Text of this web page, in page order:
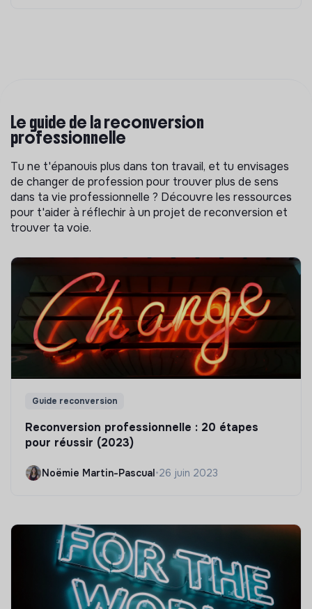
Le guide de la reconversion
professionnelle
Tu ne t'épanouis plus dans ton travail, et tu envisages
de changer de profession pour trouver plus de sens
dans ta vie professionnelle ? Découvre les ressources
pour t'aider à réflechir à un projet de reconversion et
trouver ta voie.
Guide reconversion
Reconversion professionnelle : 20 étapes
pour réussir (2023)
Noëmie Martin-Pascual•26 juin 2023